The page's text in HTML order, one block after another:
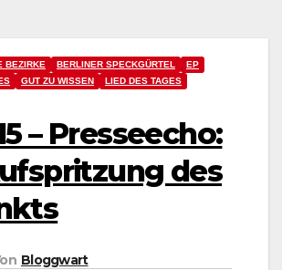
BEZIRKE BERLINER SPECKGÜRTEL
EP
GUT ZU WISSEN
LIED DES TAGES
– Presseecho:
des
Bloggwart